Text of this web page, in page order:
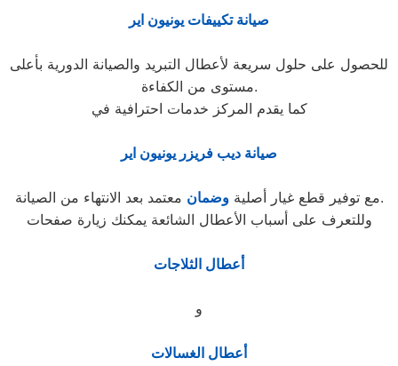
صيانة تكييفات يونيون اير
للحصول على حلول سريعة لأعطال التبريد والصيانة الدورية بأعلى
مستوى من الكفاءة.
كما يقدم المركز خدمات احترافية في
صيانة ديب فريزر يونيون اير
مع توفير قطع غيار أصليةوضمان
معتمد بعد الانتهاء من الصيانة.
وللتعرف على أسباب الأعطال الشائعة يمكنك زيارة صفحات
أعطال الثلاجات
و
أعطال الغسالات